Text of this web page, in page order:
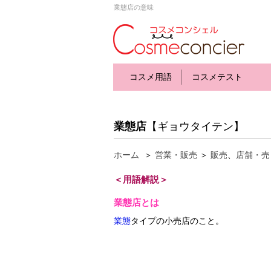
業態店の意味
コスメ用語 コスメテスト
業態店 【ギョウタイテン】
ホーム ＞ 営業・販売 ＞ 販売、 店舗・
＜用語解説＞
業態店とは
業態タイプの小売店のこと。